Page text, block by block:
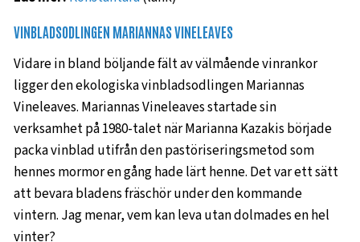
VINBLADSODLINGEN MARIANNAS VINELEAVES
Vidare in bland böljande fält av välmående vinrankor
ligger den ekologiska vinbladsodlingen Mariannas
Vineleaves. Mariannas Vineleaves startade sin
verksamhet på 1980-talet när Marianna Kazakis började
packa vinblad utifrån den pastöriseringsmetod som
hennes mormor en gång hade lärt henne. Det var ett sätt
att bevara bladens fräschör under den kommande
vintern. Jag menar, vem kan leva utan dolmades en hel
vinter?